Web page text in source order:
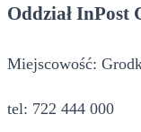
Oddział
Miejscowość:
tel: 722 444 000